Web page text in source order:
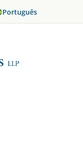
Português